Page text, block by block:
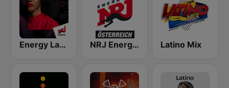
Energy Latin NRJ Energy Osterreich Latino Mix